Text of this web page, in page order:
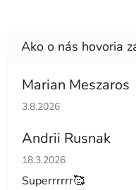
Marian Meszaros
Hodnotenie obchodu
3.8.2026
Andrii Rusnak
Hodnotenie obchodu
18.3.2026
Superrrrrr🥰